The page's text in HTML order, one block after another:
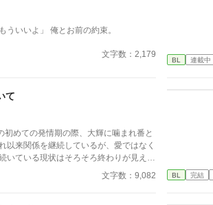
「だから、もういいよ」 俺とお前の約束。
文字数：2,179
BL 連載中
て
初めての発情期の際、大輝に噛まれ番と
以来関係を継続しているが、愛ではなく
いている現状はそろそろ終わりが見えて
*独自オメガバース設定。■『それは愛か
じ世界設定です。関係は一切なし。
文字数：9,082 BL 完結